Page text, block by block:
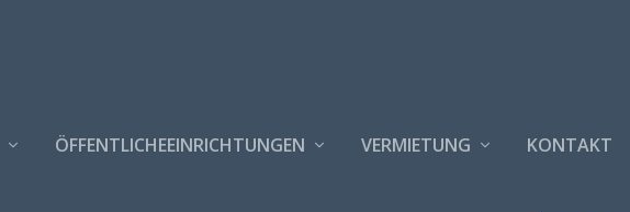
ÖFFENTLICHEEINRICHTUNGEN VERMIETUNG KONTAKT